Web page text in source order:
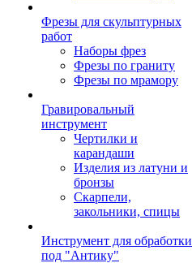
Фрезы для скульптурных
работ
Наборы фрез
Фрезы по граниту
Фрезы по мрамору
Гравировальный
инструмент
Чертилки и
карандаши
Изделия из латуни и
бронзы
Скарпели,
закольники, спицы
Инструмент для обработки
под "Антику"